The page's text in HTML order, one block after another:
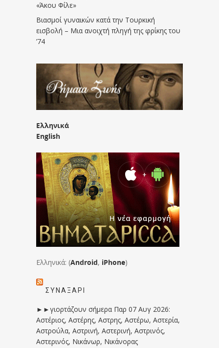
«Άκου Φίλε»
Βιασμοί γυναικών κατά την Τουρκική
εισβολή – Μια ανοιχτή πληγή της φρίκης του
’74
Ελληνικά
English
Ελληνικά: (Android, iPhone)
ΣΥΝΑΞΆΡΙ
►►γιορτάζουν σήμερα Παρ 07 Αυγ 2026:
Αστέριος, Αστέρης, Αστρης, Αστέρω, Αστερία,
Αστρούλα, Αστρινή, Αστερινή, Αστρινός,
Αστερινός, Νικάνωρ, Νικάνορας